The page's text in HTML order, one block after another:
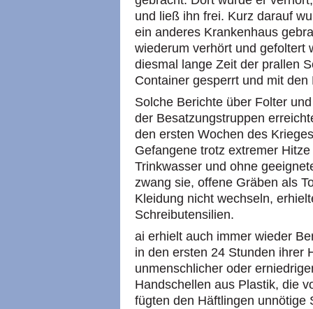
und ließ ihn frei. Kurz darauf
ein anderes Krankenhaus
wiederum verhört und gefoltert
diesmal lange Zeit der prallen
Container gesperrt und mit
Solche Berichte über Folter
der Besatzungstruppen
den ersten Wochen des
Gefangene trotz extremer
Trinkwasser und ohne
zwang sie, offene Gräben als
Kleidung nicht wechseln,
Schreibutensilien.
ai erhielt auch immer wieder
in den ersten 24 Stunden ihrer
unmenschlicher oder
Handschellen aus Plastik, die
fügten den Häftlingen unnötige